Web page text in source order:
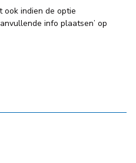
ook indien de optie
info plaatsen’ op